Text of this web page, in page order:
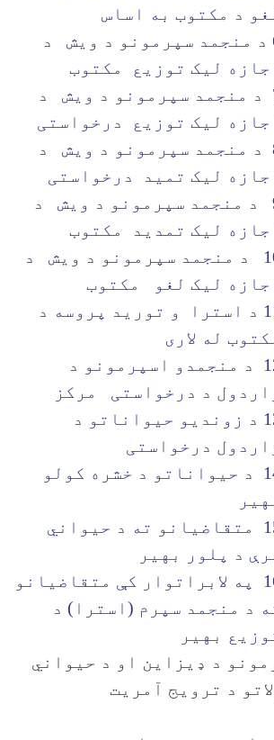
د مکتوب به اساس
6 د منجمد سپرمونو د ویش د
لیک توزیع مکتوب
7 د منجمد سپرمونو د ویش د
لیک توزیع درخواستی
8 د منجمد سپرمونو د ویش د
لیک تمید درخواستی
9 د منجمد سپرمونو د ویش د
لیک تمدید مکتوب
10 د منجمد سپرمونو د ویش د
لیک لغو مکتوب
11 د استرا و تورید پروسه د
له لاری
12 د منجمدو اسپرمونو د
د درخواستی مرکز
13 د زوندیو حیواناتو د
درخواستی
14 د حیواناتو د خشره کولو
15 متقاضیانو ته د حیواني
د پلور بهیر
16 په لابراتوار کې متقاضیانو
د منجمد سپرم (استرا) د
بهیر
د ډیزاین او د حیواني
د ترویج آمریت